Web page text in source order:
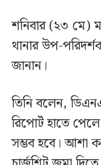
শনিবার (২৩ মে)
থানার উপ-
জানান।
তিনি বলেন,
রিপোর্ট হাতে
সম্ভব হবে। আশা